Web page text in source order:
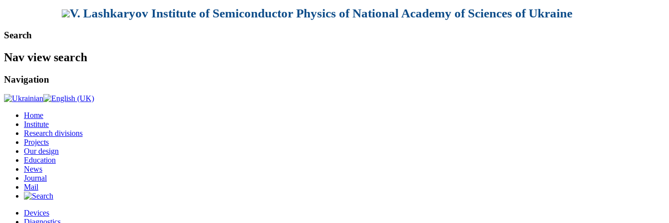
V. Lashkaryov Institute of Semiconductor Physics of National Academy of Sciences of Ukraine
Search
Nav view search
Navigation
Home
Institute
Research divisions
Projects
Our design
Education
News
Journal
Mail
Devices